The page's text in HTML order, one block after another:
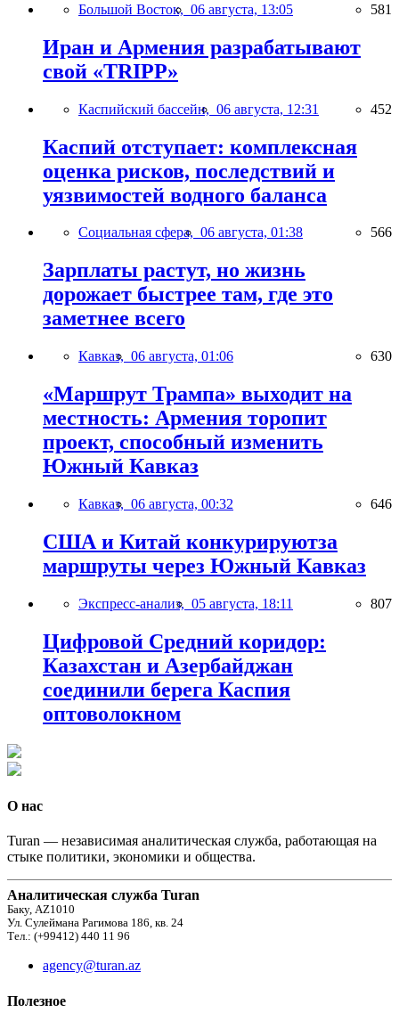
Большой Восток, 06 августа, 13:05 581
Иран и Армения разрабатывают
свой «TRIPP»
Каспийский бассейн, 06 августа, 12:31 452
Каспий отступает: комплексная
оценка рисков, последствий и
уязвимостей водного баланса
Социальная сфера, 06 августа, 01:38 566
Зарплаты растут, но жизнь
дорожает быстрее там, где это
заметнее всего
Кавказ, 06 августа, 01:06 630
«Маршрут Трампа» выходит на
местность: Армения торопит
проект, способный изменить
Южный Кавказ
Кавказ, 06 августа, 00:32 646
США и Китай конкурируютза
маршруты через Южный Кавказ
Экспресс-анализ, 05 августа, 18:11 807
Цифровой Средний коридор:
Казахстан и Азербайджан
соединили берега Каспия
оптоволокном
О нас
Turan — независимая аналитическая служба, работающая на
стыке политики, экономики и общества.
Аналитическая служба Turan
Баку, AZ1010
Ул. Сулеймана Рагимова 186, кв. 24
Тел.: (+99412) 440 11 96
agency@turan.az
Полезное